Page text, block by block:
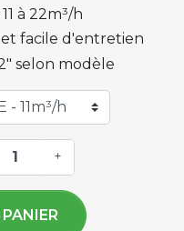
à 22m³/h
facile d'entretien
selon modèle
+